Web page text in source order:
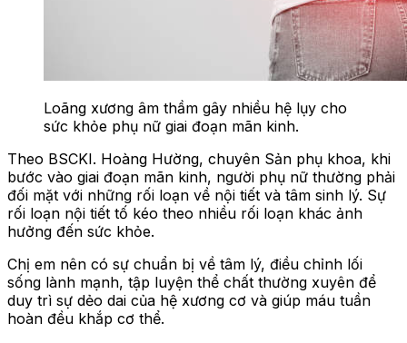
Loãng xương âm thầm gây nhiều hệ lụy cho
sức khỏe phụ nữ giai đoạn mãn kinh.
Theo BSCKI. Hoàng Hường, chuyên Sản phụ khoa, khi
bước vào giai đoạn mãn kinh, người phụ nữ thường phải
đối mặt với những rối loạn về nội tiết và tâm sinh lý. Sự
rối loạn nội tiết tố kéo theo nhiều rối loạn khác ảnh
hưởng đến sức khỏe.
Chị em nên có sự chuẩn bị về tâm lý, điều chỉnh lối
sống lành mạnh, tập luyện thể chất thường xuyên để
duy trì sự dẻo dai của hệ xương cơ và giúp máu tuần
hoàn đều khắp cơ thể.